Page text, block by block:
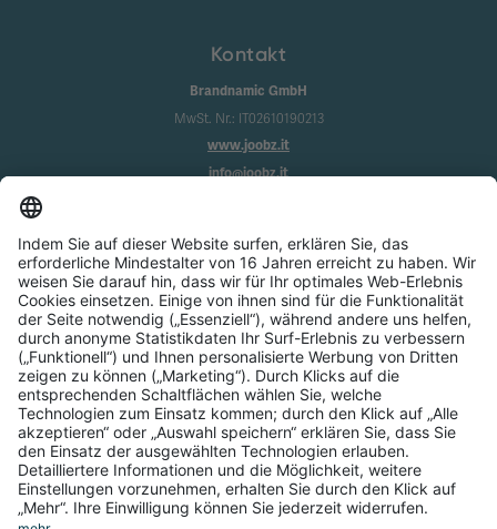
Kontakt
Brandnamic GmbH
MwSt. Nr.: IT02610190213
www.joobz.it
info@joobz.it
Impressum
Datenschutz
AGB
Cookie-Einstellungen
Service
Über uns
Login
Registrierung